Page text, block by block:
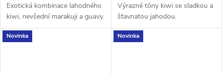
Exotická kombinace lahodného
kiwi, nevšední marakuji a guavy.
Výrazné tóny kiwi se sladkou a
šťavnatou jahodou.
Novinka Novinka